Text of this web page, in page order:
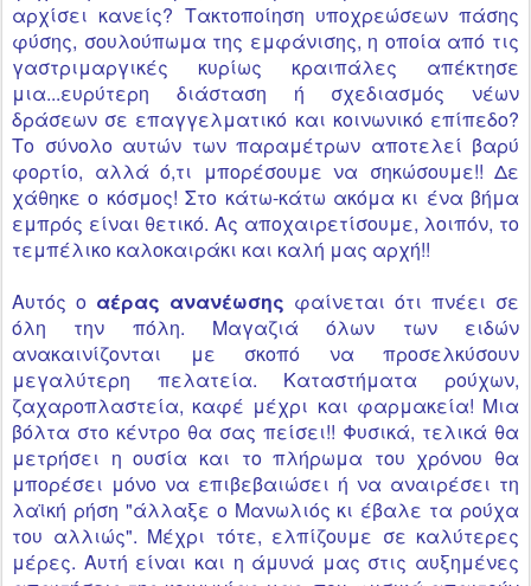
αρχίσει κανείς? Τακτοποίηση υποχρεώσεων πάσης
φύσης, σουλούπωμα της εμφάνισης, η οποία από τις
γαστριμαργικές κυρίως κραιπάλες απέκτησε
μια...ευρύτερη διάσταση ή σχεδιασμός νέων
δράσεων σε επαγγελματικό και κοινωνικό επίπεδο?
Το σύνολο αυτών των παραμέτρων αποτελεί βαρύ
φορτίο, αλλά ό,τι μπορέσουμε να σηκώσουμε!! Δε
χάθηκε ο κόσμος! Στο κάτω-κάτω ακόμα κι ένα βήμα
εμπρός είναι θετικό. Ας αποχαιρετίσουμε, λοιπόν, το
τεμπέλικο καλοκαιράκι και καλή μας αρχή!!
Αυτός ο αέρας ανανέωσης φαίνεται ότι πνέει σε
όλη την πόλη. Μαγαζιά όλων των ειδών
ανακαινίζονται με σκοπό να προσελκύσουν
μεγαλύτερη πελατεία. Καταστήματα ρούχων,
ζαχαροπλαστεία, καφέ μέχρι και φαρμακεία! Μια
βόλτα στο κέντρο θα σας πείσει!! Φυσικά, τελικά θα
μετρήσει η ουσία και το πλήρωμα του χρόνου θα
μπορέσει μόνο να επιβεβαιώσει ή να αναιρέσει τη
λαϊκή ρήση "άλλαξε ο Μανωλιός κι έβαλε τα ρούχα
του αλλιώς". Μέχρι τότε, ελπίζουμε σε καλύτερες
μέρες. Αυτή είναι και η άμυνά μας στις αυξημένες